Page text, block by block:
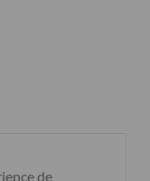
de